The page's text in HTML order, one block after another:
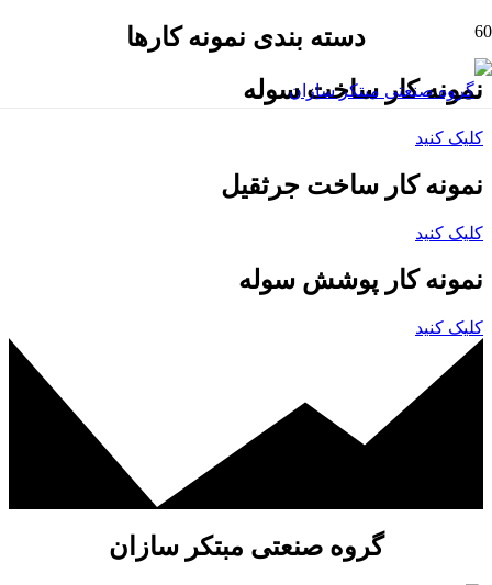
دسته بندی نمونه کارها
نمونه کار ساخت سوله
کلیک کنید
نمونه کار ساخت جرثقیل
کلیک کنید
نمونه کار پوشش سوله
کلیک کنید
گروه صنعتی مبتکر سازان